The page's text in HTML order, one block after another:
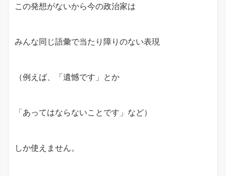
この発想がないから今の政治家は
みんな同じ語彙で当たり障りのない表現
（例えば、「遺憾です」とか
「あってはならないことです」など）
しか使えません。